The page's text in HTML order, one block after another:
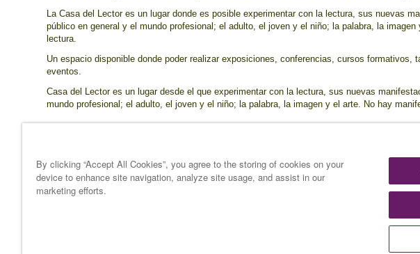
La Casa del Lector es un lugar donde es posible experimentar con la lectura, sus nuevas
público en general y el mundo profesional; el adulto, el joven y el niño; la palabra, la
lectura.
Un espacio disponible donde poder realizar exposiciones, conferencias, cursos
eventos.
Casa del Lector es un lugar desde el que experimentar con la lectura, sus nuevas
mundo profesional; el adulto, el joven y el niño; la palabra, la imagen y el arte. No hay
Exposiciones, conferencias, cursos formativos, talleres de creación y fomento de la
By clicking “Accept All Cookies”, you agree to the storing of cookies on your
device to enhance site navigation, analyze site usage, and assist in our
marketing efforts.